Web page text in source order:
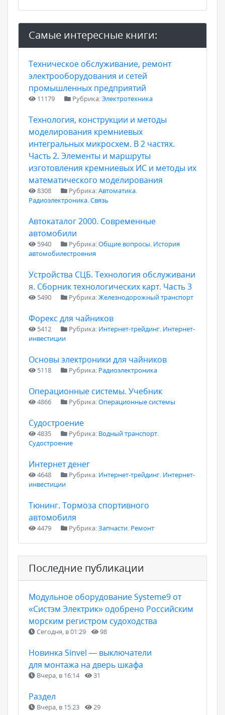
Самые интересные книги:
Техническое обслуживание, ремонт
электрооборудования и сетей
промышленных предприятий
11179 Рубрика:Электротехника
Технология, конструкции и методы
моделирования кремниевых
интегральных микросхем. В 2 частях.
Часть 2. Элементы и маршруты
изготовления кремниевых ИС и методы их
математического моделирования
8308 Рубрика:Автоматика.
Радиоэлектроника. Связь
Автокаталог 2000. Современные
автомобили
5940 Рубрика:Общие вопросы. История
автомобилестроения
Устройства СЦБ. Технология обслуживани
я. Сборник технологических карт. Часть 3
5490 Рубрика:Железнодорожный транспорт
Форекс для чайников
5412 Рубрика: Интернет-трейдинг. Интернет-
инвестиции
Основы электроники для чайников
5118 Рубрика: Радиоэлектроника
Операционные системы. Учебник
4866 Рубрика:Операционные системы
Судостроение
4835 Рубрика: Водный транспорт.
Судостроение
Интернет денег
4648 Рубрика: Интернет-трейдинг. Интернет-
инвестиции
Тюнинг. Тормоза спортивного
автомобиля
4479 Рубрика:Запчасти. Ремонт
Последние публикации
Модульное оборудование Systeme9 от
«Систэм Электрик» одобрено Российским
морским регистром судоходства
Сегодня, в 01:29 98
Новинка Sinvel — выключатели
для монтажа на дверь шкафа
Вчера, в 16:14 31
Раздел
Вчера, в 15:23 29